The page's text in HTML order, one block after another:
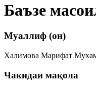
Баъзе
Муаллиф (он)
Халимова Марифат
Чакидаи мақола